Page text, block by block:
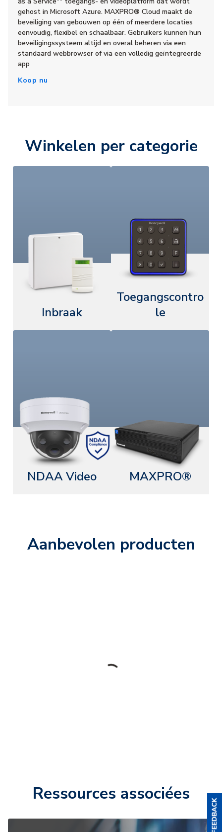
gehost in Microsoft Azure. MAXPRO® Cloud maakt de
beveiliging van gebouwen op één of meerdere locaties
eenvoudig, flexibel en schaalbaar. Gebruikers kunnen hun
beveiligingssysteem altijd en overal beheren via een
standaard webbrowser of via een volledig geïntegreerde
app
Koop nu
Winkelen per categorie
Inbraak
Toegangscontro
le
NDAA Video MAXPRO®
Aanbevolen producten
Ressources associées